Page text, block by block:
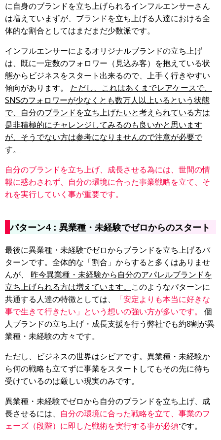
に自身のブランドを立ち上げられるインフルエンサーさん
は増えていまずが、ブランドを立ち上げる人達における全
体的な割合としてはまだまだ少数派です。
インフルエンサーによるオリジナルブランドの立ち上げ
は、既に一定数のフォロワー（見込み客）を抱えている状
態からビジネスをスタート出来るので、上手く行きやすい
傾向があります。 ただし、これはあくまでレアケースで、
SNSのフォロワーが少なくとも数万人以上いるという状態
で、自分のブランドを立ち上げたいと考えられている方は
是非積極的にチャレンジしてみるのも良いかと思います
が、そうでない方は参考になりませんので注意が必要で
す。
自分のブランドを立ち上げ、成長させる為には、世間の情
報に惑わされず、自分の環境に合った事業戦略を立て、そ
れを実行していく事が重要です。
パターン4：異業種・未経験でゼロからのスタート
最後に異業種・未経験でゼロからブランドを立ち上げるパ
ターンです。全体的な「割合」からすると多くはありませ
んが、
昨今異業種・未経験から自分のアパレルブランドを
立ち上げられる方は増えています。 このようなパターンに
共通する人達の特徴としては、
「安定よりも本当に好きな
事で生きて行きたい」という想いの強い方が多いです。
個
人ブランドの立ち上げ・成長支援を行う弊社でも約8割が異
業種・未経験の方々です。
ただし、ビジネスの世界はシビアです。異業種・未経験か
ら何の戦略も立てずに事業をスタートしてもその先に待ち
受けているのは厳しい現実のみです。
異業種・未経験でゼロから自分のブランドを立ち上げ、成
長させるには、 自分の環境に合った戦略を立て、事業のフ
ェーズ（段階）に即した戦術を実行する事が必須です。